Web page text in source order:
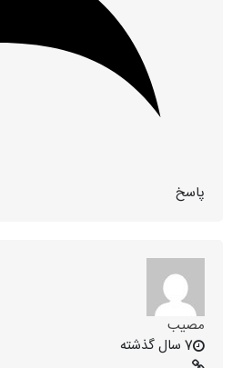
پاسخ
مصیب
7 سال گذشته